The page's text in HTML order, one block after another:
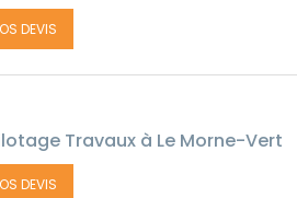
DEVIS
Travaux à Le Morne-Vert
DEVIS